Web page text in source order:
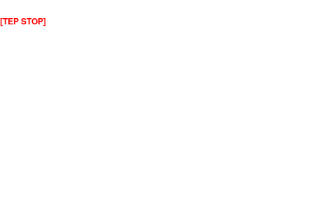
[TEP STOP]